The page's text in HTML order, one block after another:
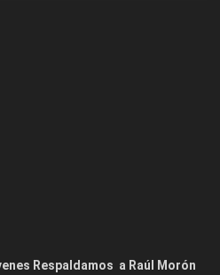
Respaldamos a Raúl Morón